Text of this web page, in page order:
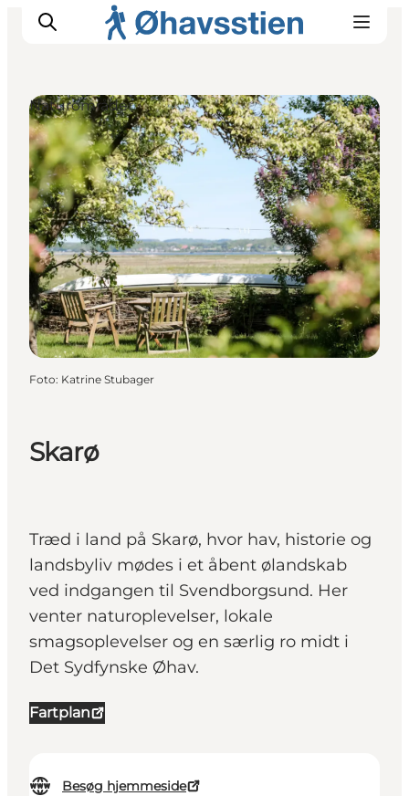
Inspiration
Vandreruter
Planlægning
Skarø
Træd i land på Skarø, hvor hav, historie og
landsbyliv mødes i et åbent ølandskab
ved indgangen til Svendborgsund. Her
venter naturoplevelser, lokale
smagsoplevelser og en særlig ro midt i
Det Sydfynske Øhav.
Fartplan
Besøg hjemmeside
Naturområder
Foto: Katrine Stubager